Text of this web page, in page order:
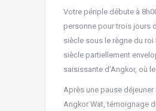
Votre périple débute à
personne pour trois jours
siècle sous le règne du roi
siècle partiellement
saisissante d’Angkor, où
Après une pause
Angkor Wat, témoignage